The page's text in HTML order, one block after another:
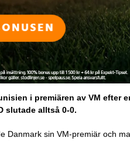
i premiären av VM efter
slutade alltså 0-0.
Danmark sin VM-premiär och